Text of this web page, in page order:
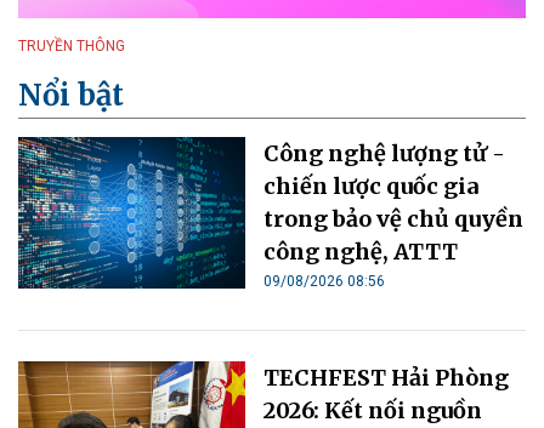
TRUYỀN THÔNG
Nổi bật
Công nghệ lượng tử -
chiến lược quốc gia
trong bảo vệ chủ quyền
công nghệ, ATTT
09/08/2026 08:56
TECHFEST Hải Phòng
2026: Kết nối nguồn